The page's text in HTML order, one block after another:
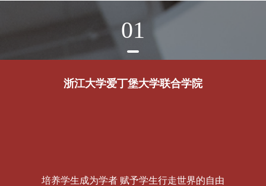
01
浙江大学爱丁堡大学联合学院
培养学生成为学者 赋予学生行走世界的自由